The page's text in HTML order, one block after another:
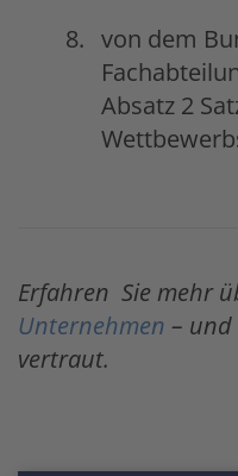
von dem
Absatz 2
Erfahren Sie mehr
Unternehmen – und
vertraut.